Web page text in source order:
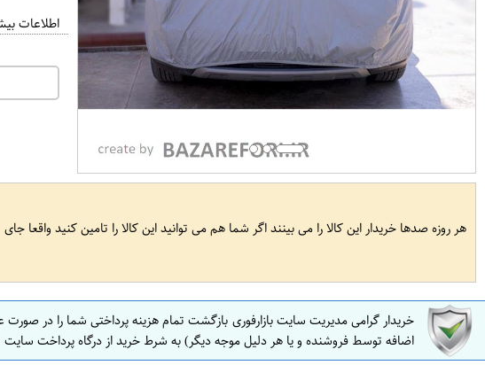
اطلاعات
هر روزه صدها خریدار این کالا را می بینند اگر شما هم می توانید این کالا را تامین کنید واقعا جای
خریدار گرامی مدیریت سایت بازارفوری بازگشت تمام هزینه پرداختی شما را در
اضافه توسط فروشنده و یا هر دلیل موجه دیگر) به شرط خرید از درگاه پرداخت